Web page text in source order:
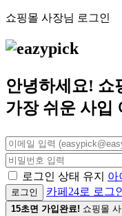
쇼핑몰 사장님 로그인
안녕하세요! 쇼
가장 쉬운 사입
로그인 상태 유지 아
로그인 카페24로 로그
15초면 가입완료! 쇼핑몰